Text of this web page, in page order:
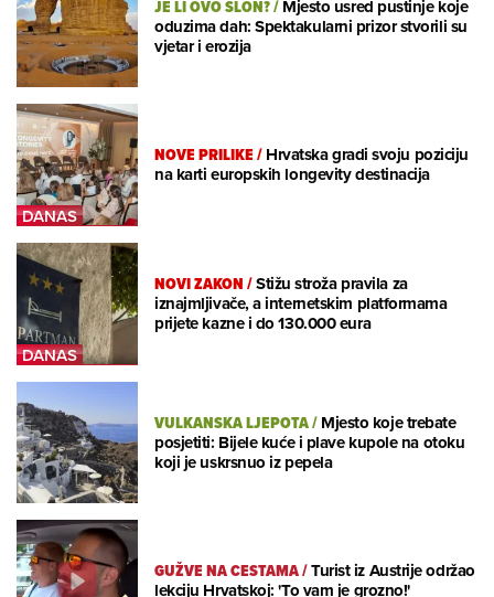
JE LI OVO SLON?/Mjesto usred pustinje koje
oduzima dah: Spektakularni prizor stvorili su
vjetar i erozija
NOVE PRILIKE/Hrvatska gradi svoju poziciju
na karti europskih longevity destinacija
NOVI ZAKON/Stižu stroža pravila za
iznajmljivače, a internetskim platformama
prijete kazne i do 130.000 eura
VULKANSKA LJEPOTA/Mjesto koje trebate
posjetiti: Bijele kuće i plave kupole na otoku
koji je uskrsnuo iz pepela
GUŽVE NA CESTAMA/Turist iz Austrije održao
lekciju Hrvatskoj: 'To vam je grozno!'